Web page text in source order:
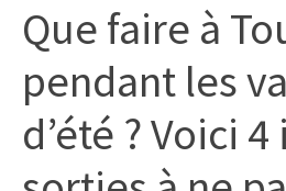
culture,
politique,
météo,
divers
Que faire à
pendant les
d’été ? Voici